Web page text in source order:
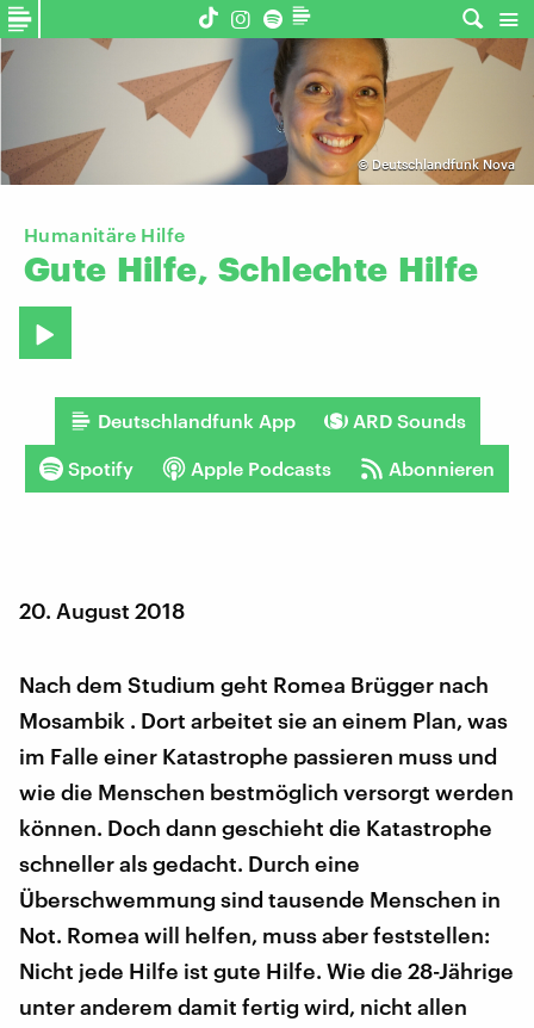
© Deutschlandfunk Nova
Humanitäre Hilfe
Gute Hilfe, Schlechte Hilfe
Deutschlandfunk App ARD Sounds
Spotify Apple Podcasts Abonnieren
20. August 2018
Nach dem Studium geht Romea Brügger nach
Mosambik . Dort arbeitet sie an einem Plan, was
im Falle einer Katastrophe passieren muss und
wie die Menschen bestmöglich versorgt werden
können. Doch dann geschieht die Katastrophe
schneller als gedacht. Durch eine
Überschwemmung sind tausende Menschen in
Not. Romea will helfen, muss aber feststellen:
Nicht jede Hilfe ist gute Hilfe. Wie die 28-Jährige
unter anderem damit fertig wird, nicht allen